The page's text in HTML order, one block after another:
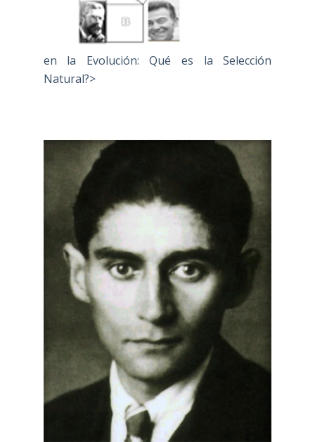
en la Evolución: Qué es la Selección
Natural?>